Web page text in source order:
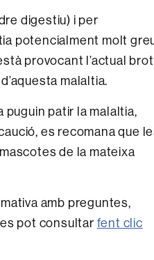
digestiu) i per
potencialment molt
provocant l’actual brot
malaltia.
puguin patir la malaltia,
es recomana que
de la mateixa
amb preguntes,
pot consultar fent clic